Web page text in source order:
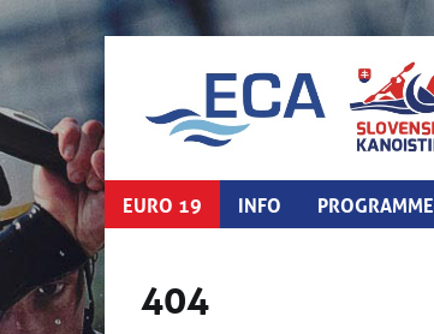
EURO 19 INFO PROGRAMME
404